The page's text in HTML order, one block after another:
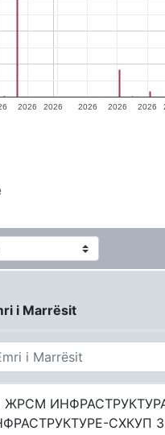
2026
2026 2026 2026 2026
i Marrësit
ЖРСМ
СХКУП